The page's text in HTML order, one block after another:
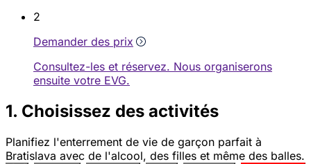
2
Demander des prix
Consultez-les et réservez. Nous organiserons
ensuite votre EVG.
1. Choisissez des activités
Planifiez l'enterrement de vie de garçon parfait à
Bratislava avec de l'alcool, des filles et même des balles.